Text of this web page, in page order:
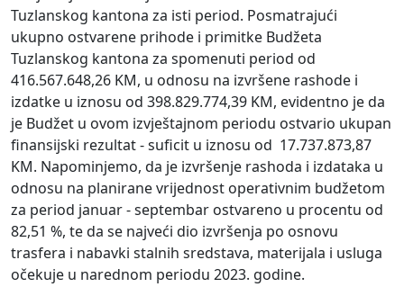
Tuzlanskog kantona za isti period. Posmatrajući
ukupno ostvarene prihode i primitke Budžeta
Tuzlanskog kantona za spomenuti period od
416.567.648,26 KM, u odnosu na izvršene rashode i
izdatke u iznosu od 398.829.774,39 KM, evidentno je da
je Budžet u ovom izvještajnom periodu ostvario ukupan
finansijski rezultat - suficit u iznosu od 17.737.873,87
KM. Napominjemo, da je izvršenje rashoda i izdataka u
odnosu na planirane vrijednost operativnim budžetom
za period januar - septembar ostvareno u procentu od
82,51 %, te da se najveći dio izvršenja po osnovu
trasfera i nabavki stalnih sredstava, materijala i usluga
očekuje u narednom periodu 2023. godine.